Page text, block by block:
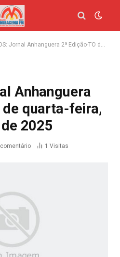
Anhanguera 2ª Edição-TO de quarta-feira, 22 de janeiro de 2025
Anhanguera
de quarta-feira,
2025
1 Visitas